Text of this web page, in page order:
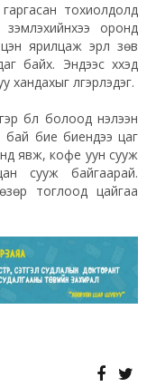
тохиолдолд
оронд
ярилцаж эрүүл зөв
байх. Эндээс хүүхэд
үлгэрлэдэг.
бүл болоод нэлээн
бай бие биендээ цаг
явж, кофе уун сууж
сууж байгаарай.
тоглоод цайгаа